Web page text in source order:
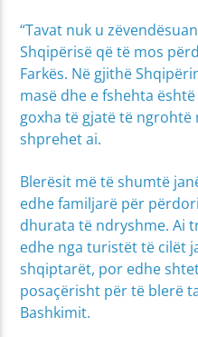
“Tavat nuk u
Shqipërisë që të mos
Farkës. Në gjithë
masë dhe e fshehta
goxha të gjatë të ngrohtë
shprehet ai.
Blerësit më të shumtë
edhe familjarë për
dhurata të ndryshme. Ai
edhe nga turistët të cilët
shqiptarët, por edhe
posaçërisht për të blerë
Bashkimit.